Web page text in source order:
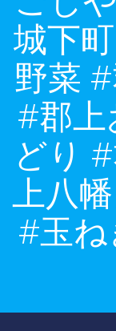
城下
野菜
#郡
どり
上八
#玉